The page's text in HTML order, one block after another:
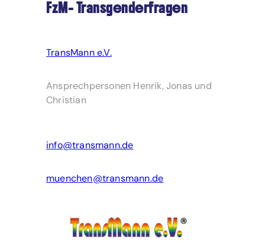
FzM- Transgenderfragen
TransMann e.V.
Ansprechpersonen Henrik, Jonas und
Christian
info@transmann.de
muenchen@transmann.de